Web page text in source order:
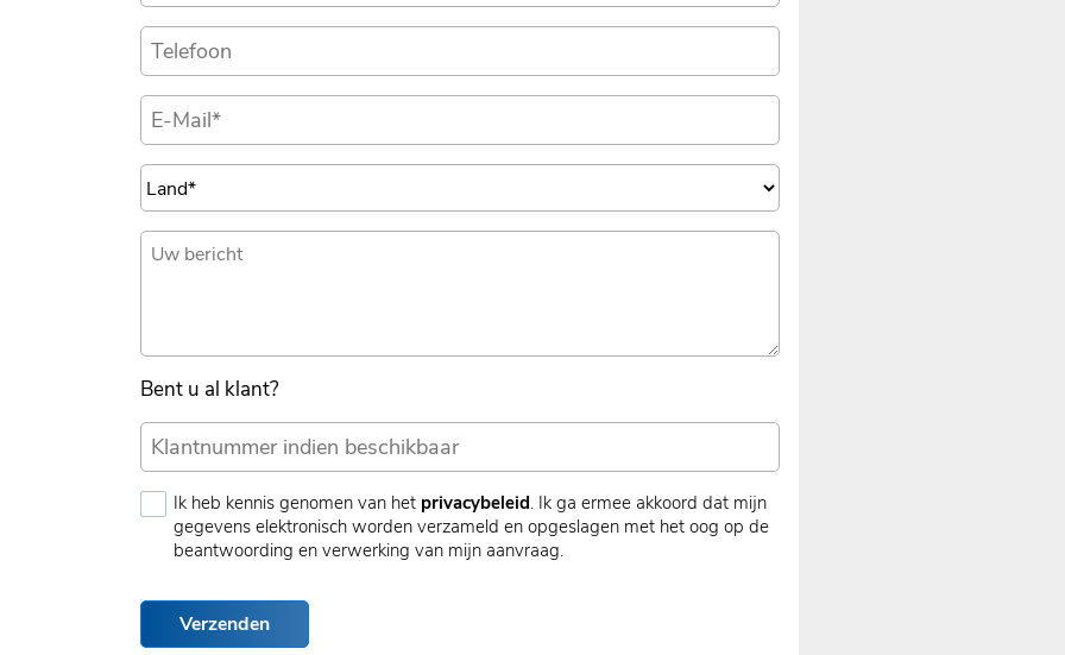
Bent u al klant?
Ik heb kennis genomen van het privacybeleid. Ik ga ermee akkoord dat mijn
gegevens elektronisch worden verzameld en opgeslagen met het oog op de
beantwoording en verwerking van mijn aanvraag.
Verzenden